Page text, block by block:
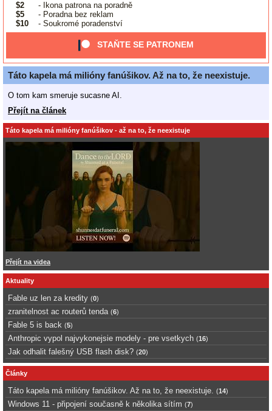
$2
- Ikona patrona na poradně
$5
- Poradna bez reklam
$10
- Soukromé poradenství
STAŇTE SE PATRONEM
Táto kapela má milióny fanúšikov. Až na to, že neexistuje.
O tom kam smeruje sucasne AI.
Přejít na článek
Táto kapela má milióny fanúšikov - až na to, že neexistuje
Přejít na videa
Aktuality
Fable uz len za kredity (0)
zranitelnost ac routerů tenda (6)
Fable 5 is back (5)
Anthropic vypol najvykonejsie modely - pre vsetkych (16)
Jak odhalit falešný USB flash disk? (20)
Články
Táto kapela má milióny fanúšikov. Až na to, že neexistuje. (14)
Windows 11 - připojení současně k několika sítím (7)